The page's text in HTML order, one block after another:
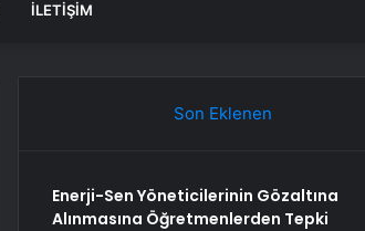
İLETIŞIM
Son Eklenen
Enerji-Sen Yöneticilerinin Gözaltına
Alınmasına Öğretmenlerden Tepki